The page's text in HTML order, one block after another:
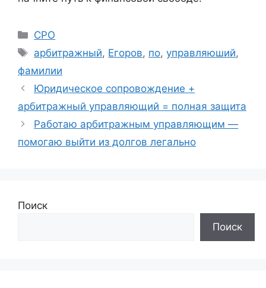
Рубрики
СРО
Метки
арбитражный, Егоров, по,управляюший,
фамилии
Юридическое сопровождение +
арбитражный управляющий = полная защита
Работаю арбитражным управляющим —
помогаю выйти из долгов легально
Поиск
Поиск